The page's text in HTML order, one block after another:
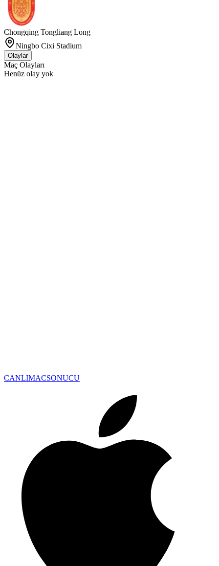
Chongqing Tongliang Long
Ningbo Cixi Stadium
Olaylar
Maç Olayları
Henüz olay yok
CANLIMACSONUCU